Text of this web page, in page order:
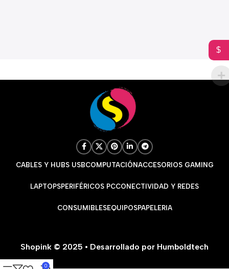
CABLES Y HUBS USBCOMPUTACIÓN ACCESORIOS GAMING
LAPTOPSPERIFÉRICOS PCCONECTIVIDAD Y REDES
CONSUMIBLESEQUIPOSPAPELERIA
Shopink © 2025 • Desarrollado por Humboldtech
$
0